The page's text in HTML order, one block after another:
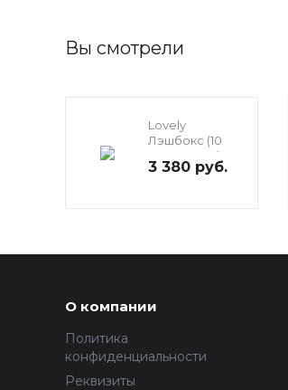
Вы смотрели
Lovely
Лэшбокс (10
планшетов)
3 380 руб.
О компании
Политика
конфиденциальности
Реквизиты